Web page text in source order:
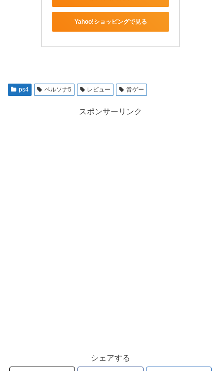
Yahoo!ショッピングで見る
ps4 ペルソナ5 レビュー 音ゲー
スポンサーリンク
シェアする